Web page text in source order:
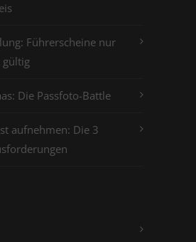
Führerscheine nur
gültig
Die Passfoto-Battle
aufnehmen: Die 3